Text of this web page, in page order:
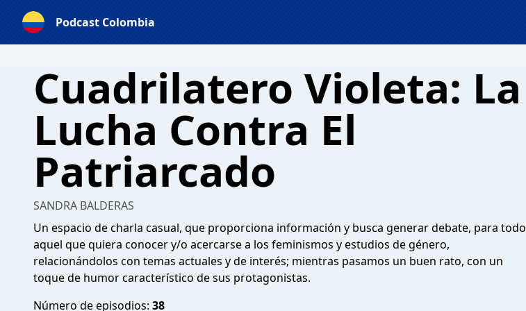
Podcast Colombia
Cuadrilatero Violeta: La
Lucha Contra El
Patriarcado
SANDRA BALDERAS
Un espacio de charla casual, que proporciona información y busca generar debate, para todo
aquel que quiera conocer y/o acercarse a los feminismos y estudios de género,
relacionándolos con temas actuales y de interés; mientras pasamos un buen rato, con un
toque de humor característico de sus protagonistas.
Número de episodios: 38